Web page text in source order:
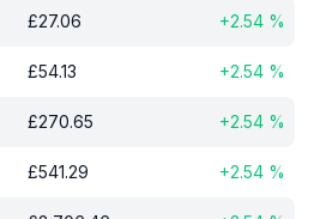
£27.06 +2.54 %
£54.13 +2.54 %
£270.65 +2.54 %
£541.29 +2.54 %